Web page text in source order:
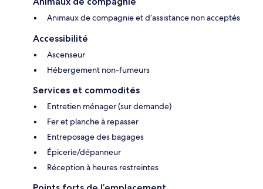
Animaux de compagnie et d’assistance non acceptés
Accessibilité
Ascenseur
Hébergement non-fumeurs
Services et commodités
Entretien ménager (sur demande)
Fer et planche à repasser
Entreposage des bagages
Épicerie/dépanneur
Réception à heures restreintes